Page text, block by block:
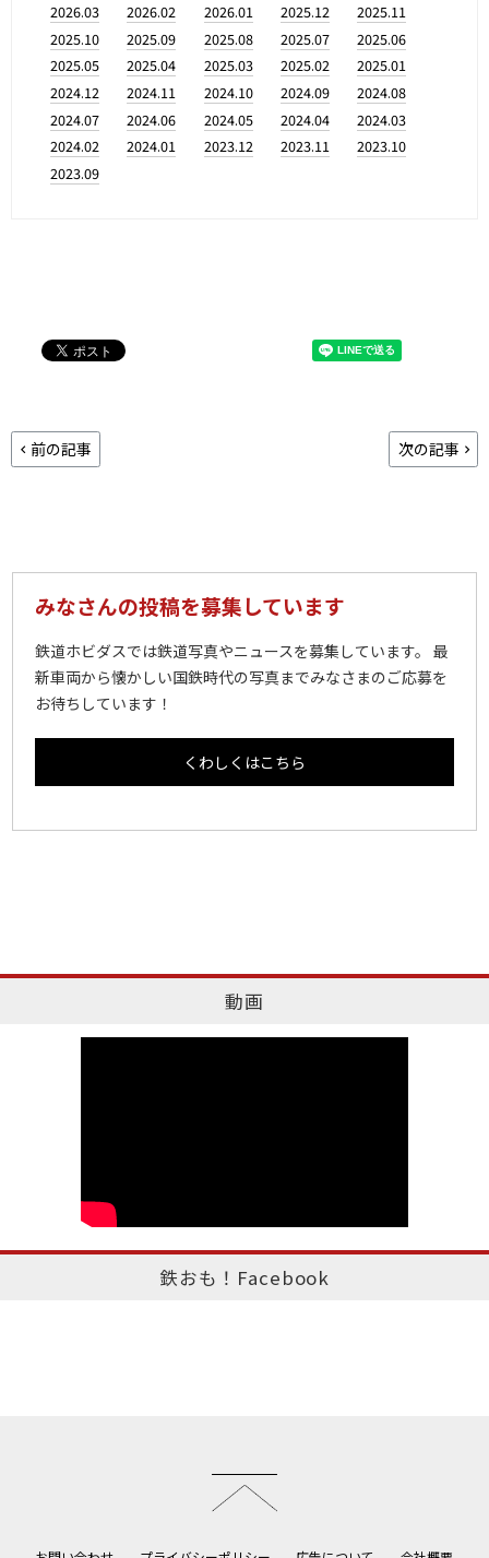
2026.03
2026.02 2026.01 2025.12
2025.11
2025.10
2025.09 2025.08 2025.07
2025.06
2025.05
2025.04 2025.03 2025.02
2025.01
2024.12
2024.11 2024.10 2024.09
2024.08
2024.07
2024.06 2024.05 2024.04
2024.03
2024.02
2024.01 2023.12 2023.11
2023.10
2023.09
前の記事 次の記事
みなさんの投稿を募集しています
鉄道ホビダスでは鉄道写真やニュースを募集しています。 最
新車両から懐かしい国鉄時代の写真までみなさまのご応募を
お待ちしています！
くわしくはこちら
動画
鉄おも！Facebook